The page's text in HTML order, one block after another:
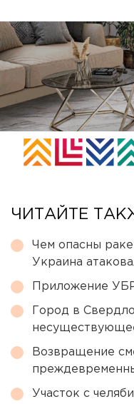
ЧИТАЙТЕ
Чем опасны
Украина
Приложение
Город в
Возвращение
Участок с